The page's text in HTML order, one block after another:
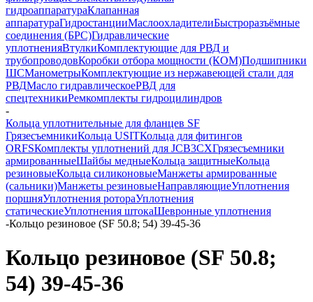
гидроаппаратураКлапанная
аппаратураГидростанцииМаслоохладителиБыстроразъёмные
соединения (БРС)Гидравлические
уплотненияВтулкиКомплектующие для РВД и
трубопроводовКоробки отбора мощности (КОМ)Подшипники
ШСМанометрыКомплектующие из нержавеющей стали для
РВДМасло гидравлическоеРВД для
спецтехникиРемкомплекты гидроцилиндров
-
Кольца уплотнительные для фланцев SF
ГрязесъемникиКольца USITКольца для фитингов
ORFSКомплекты уплотнений для JCB3CXГрязесъемники
армированныеШайбы медныеКольца защитныеКольца
резиновыеКольца силиконовыеМанжеты армированные
(сальники)Манжеты резиновыеНаправляющиеУплотнения
поршняУплотнения ротораУплотнения
статическиеУплотнения штокаШевронные уплотнения
-Кольцо резиновое (SF 50.8; 54) 39-45-36
Кольцо резиновое (SF 50.8;
54) 39-45-36